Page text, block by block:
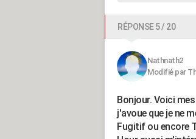
RÉPONSE 5 / 20
Nathnath2
Modifié par
Bonjour. Voici
j'avoue que je ne
Fugitif ou encore